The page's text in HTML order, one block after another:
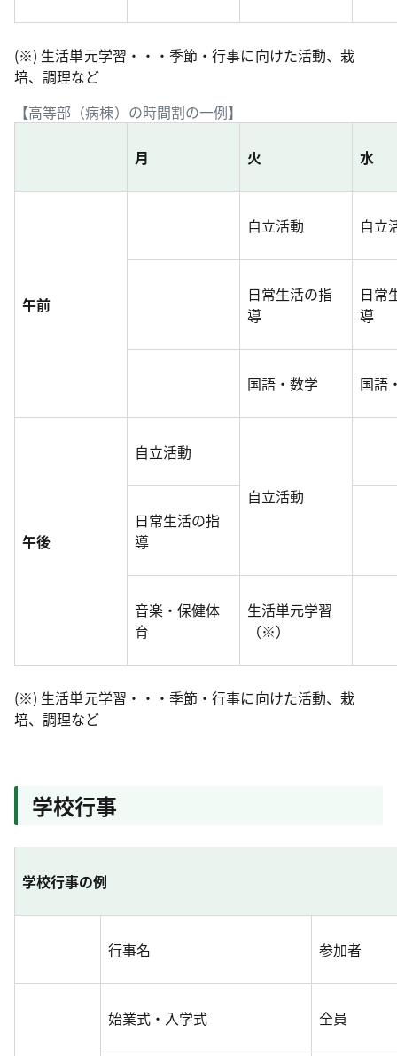
(※) 生活単元学習・・・季節・行事に向けた活動、栽
培、調理など
【高等部（病棟）の時間割の一例】
月 火 水
午前
自立活動 自立
日常生活の指
導
日常
導
国語・数学 国語
午後
自立活動
自立活動
日常生活の指
導
音楽・保健体
育
生活単元学習
（※）
(※) 生活単元学習・・・季節・行事に向けた活動、栽
培、調理など
学校行事
学校行事の例
行事名 参加者
始業式・入学式 全員